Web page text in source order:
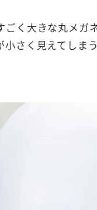
く大きな丸メガ
小さく見えてしま